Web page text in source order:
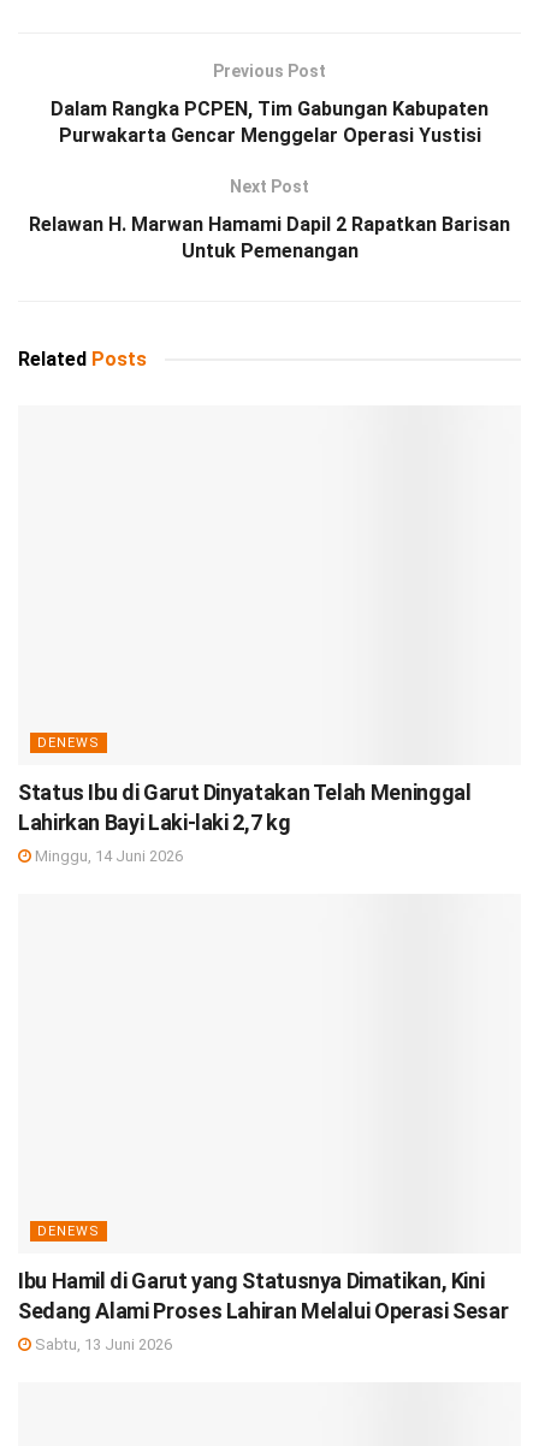
Previous Post
Dalam Rangka PCPEN, Tim Gabungan Kabupaten
Purwakarta Gencar Menggelar Operasi Yustisi
Next Post
Relawan H. Marwan Hamami Dapil 2 Rapatkan Barisan
Untuk Pemenangan
Related Posts
DENEWS
Status Ibu di Garut Dinyatakan Telah Meninggal
Lahirkan Bayi Laki-laki 2,7 kg
Minggu, 14 Juni 2026
DENEWS
Ibu Hamil di Garut yang Statusnya Dimatikan, Kini
Sedang Alami Proses Lahiran Melalui Operasi Sesar
Sabtu, 13 Juni 2026